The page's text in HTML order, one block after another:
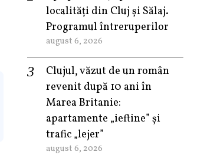
localități din Cluj și Sălaj.
Programul întreruperilor
august 6, 2026
Clujul, văzut de un român
revenit după 10 ani în
Marea Britanie:
apartamente „ieftine” și
trafic „lejer”
august 6, 2026